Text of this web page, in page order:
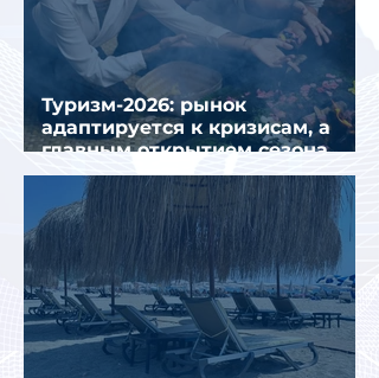
Туризм-2026: рынок
адаптируется к кризисам, а
главным открытием сезона
стал Вьетнам